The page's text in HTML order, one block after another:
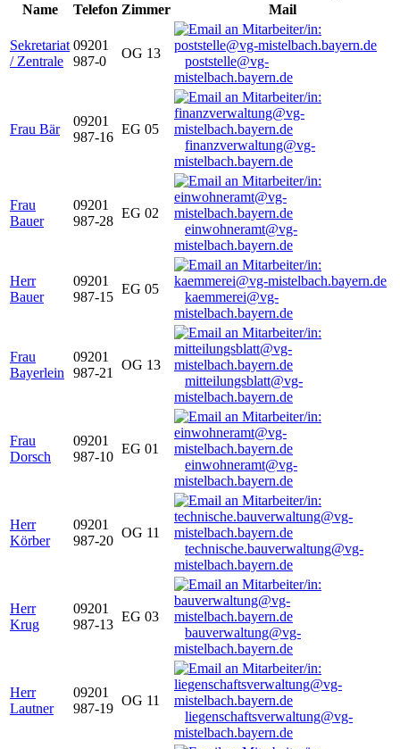
Name
Telefon Zimmer Mail
Sekretariat
/ Zentrale
09201
987-0
OG 13
poststelle@vg-
mistelbach.bayern.de
Frau Bär
09201
987-16
EG 05
finanzverwaltung@vg-
mistelbach.bayern.de
Frau
Bauer
09201
987-28
EG 02
einwohneramt@vg-
mistelbach.bayern.de
Herr
Bauer
09201
987-15
EG 05
kaemmerei@vg-
mistelbach.bayern.de
Frau
Bayerlein
09201
987-21
OG 13
mitteilungsblatt@vg-
mistelbach.bayern.de
Frau
Dorsch
09201
987-10
EG 01
einwohneramt@vg-
mistelbach.bayern.de
Herr
Körber
09201
987-20
OG 11
technische.bauverwaltung@vg-
mistelbach.bayern.de
Herr
Krug
09201
987-13
EG 03
bauverwaltung@vg-
mistelbach.bayern.de
Herr
Lautner
09201
987-19
OG 11
liegenschaftsverwaltung@vg-
mistelbach.bayern.de